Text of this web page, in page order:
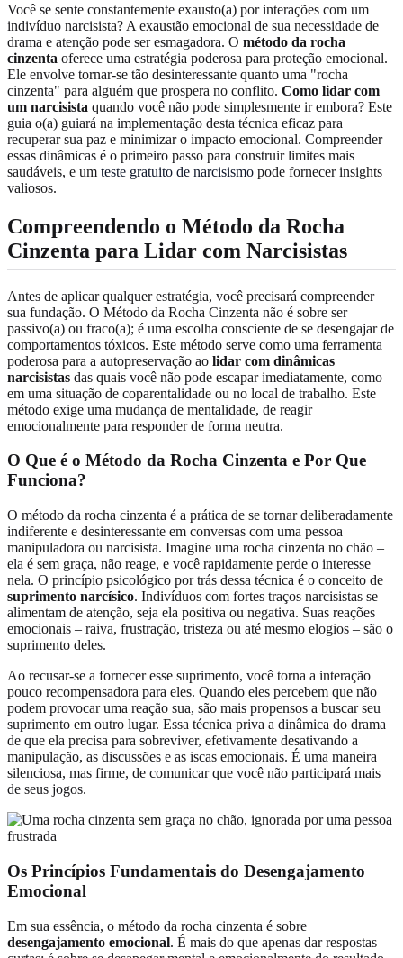
Você se sente constantemente exausto(a) por interações com um
indivíduo narcisista? A exaustão emocional de sua necessidade de
drama e atenção pode ser esmagadora. O método da rocha
cinzenta oferece uma estratégia poderosa para proteção emocional.
Ele envolve tornar-se tão desinteressante quanto uma "rocha
cinzenta" para alguém que prospera no conflito. Como lidar com
um narcisista quando você não pode simplesmente ir embora? Este
guia o(a) guiará na implementação desta técnica eficaz para
recuperar sua paz e minimizar o impacto emocional. Compreender
essas dinâmicas é o primeiro passo para construir limites mais
saudáveis, e um teste gratuito de narcisismo pode fornecer insights
valiosos.
Compreendendo o Método da Rocha
Cinzenta para Lidar com Narcisistas
Antes de aplicar qualquer estratégia, você precisará compreender
sua fundação. O Método da Rocha Cinzenta não é sobre ser
passivo(a) ou fraco(a); é uma escolha consciente de se desengajar de
comportamentos tóxicos. Este método serve como uma ferramenta
poderosa para a autopreservação ao lidar com dinâmicas
narcisistas das quais você não pode escapar imediatamente, como
em uma situação de coparentalidade ou no local de trabalho. Este
método exige uma mudança de mentalidade, de reagir
emocionalmente para responder de forma neutra.
O Que é o Método da Rocha Cinzenta e Por Que
Funciona?
O método da rocha cinzenta é a prática de se tornar deliberadamente
indiferente e desinteressante em conversas com uma pessoa
manipuladora ou narcisista. Imagine uma rocha cinzenta no chão –
ela é sem graça, não reage, e você rapidamente perde o interesse
nela. O princípio psicológico por trás dessa técnica é o conceito de
suprimento narcísico. Indivíduos com fortes traços narcisistas se
alimentam de atenção, seja ela positiva ou negativa. Suas reações
emocionais – raiva, frustração, tristeza ou até mesmo elogios – são o
suprimento deles.
Ao recusar-se a fornecer esse suprimento, você torna a interação
pouco recompensadora para eles. Quando eles percebem que não
podem provocar uma reação sua, são mais propensos a buscar seu
suprimento em outro lugar. Essa técnica priva a dinâmica do drama
de que ela precisa para sobreviver, efetivamente desativando a
manipulação, as discussões e as iscas emocionais. É uma maneira
silenciosa, mas firme, de comunicar que você não participará mais
de seus jogos.
Os Princípios Fundamentais do Desengajamento
Emocional
Em sua essência, o método da rocha cinzenta é sobre
desengajamento emocional. É mais do que apenas dar respostas